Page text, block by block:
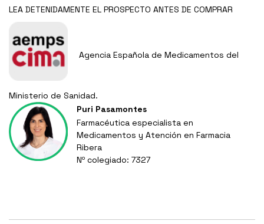
LEA DETENIDAMENTE EL PROSPECTO ANTES DE COMPRAR
Agencia Española de Medicamentos del
Ministerio de Sanidad.
Puri Pasamontes
Farmacéutica especialista en
Medicamentos y Atención en Farmacia
Ribera
Nº colegiado: 7327